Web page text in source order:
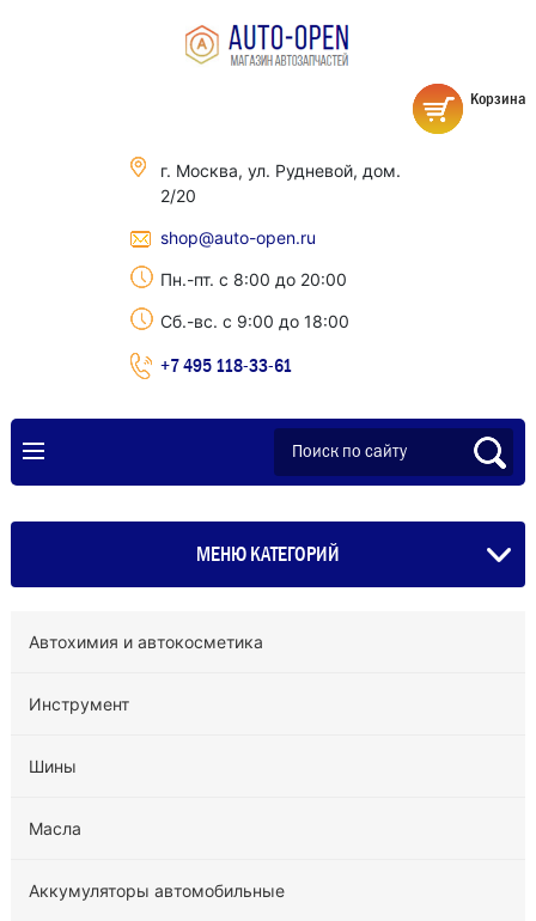
г. Москва, ул. Рудневой, дом.
2/20
shop@auto-open.ru
Пн.-пт. с 8:00 до 20:00
Сб.-вс. с 9:00 до 18:00
+7 495 118-33-61
Корзина
МЕНЮ КАТЕГОРИЙ
Автохимия и автокосметика
Инструмент
Шины
Масла
Аккумуляторы автомобильные